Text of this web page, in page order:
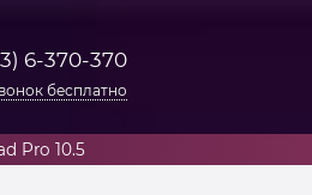
6-370-370
бесплатно
Pro 10.5